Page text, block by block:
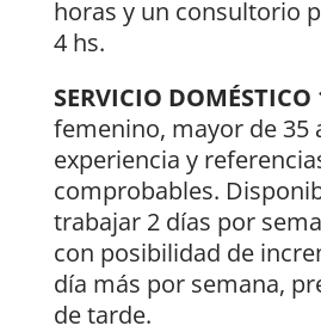
horas y un consultorio
4 hs.
SERVICIO DOMÉSTICO
femenino, mayor de 35
experiencia y
comprobables.
trabajar 2 días por
con posibilidad de
día más por semana,
de tarde.